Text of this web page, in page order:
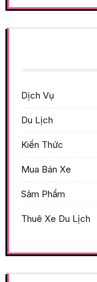
Dịch Vụ
Du Lịch
Kiến Thức
Mua Bán Xe
Sảm Phẩm
Thuê Xe Du Lịch